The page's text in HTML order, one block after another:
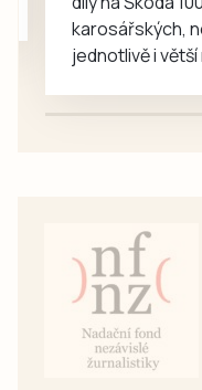
karosářských,
jednotlivě i